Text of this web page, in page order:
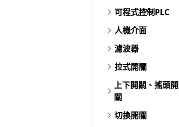
可程式控制PLC
人機介面
濾波器
拉式開關
上下開關、搖頭開
關
切換開關